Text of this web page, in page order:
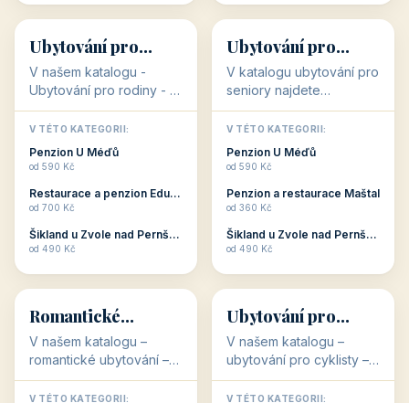
👨‍👩‍👧‍👦
34 objektů
Ubytování pro
rodiny
V našem katalogu -
Ubytování pro rodiny -
jsou pro Vás připraveny
objekty, které svojí
polohou či vybaveností,
nabízí klidné ubytování
V TÉTO KATEGORII:
Penzion U Méďů
od 590 Kč
Restaurace a penzion Eduard
od 700 Kč
Šikland u Zvole nad Pernštejnem
od 490 Kč
🧓 33 objektů
Ubytování pro
seniory
V katalogu ubytování pro
seniory najdete
penziony a hotely, které
jsou přizpůsobeny pro
ubytování klientů vyššího
věku. Některé z nich
V TÉTO KATEGORII:
Penzion U Méďů
od 590 Kč
Penzion a restaurace Maštal
od 360 Kč
Šikland u Zvole nad Pernštejnem
od 490 Kč
💕
💕
Romantické
ubytování
V našem katalogu –
romantické ubytování –
jsou pro Vás připraveny
objekty, které svojí
V TÉTO KATEGORII:
🚴
🚴
32 objektů
Ubytování pro
cyklisty
V našem katalogu –
ubytování pro cyklisty –
jsou pro Vás připraveny
objekty, které jsou na
V TÉTO KATEGORII: